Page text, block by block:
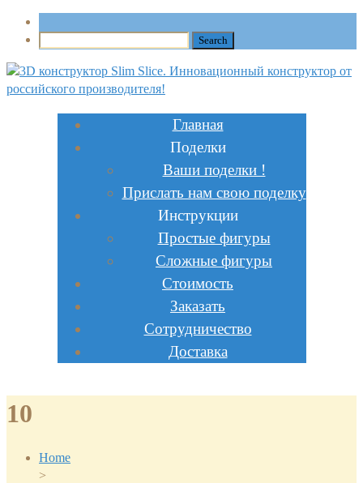
Главная
Поделки
Ваши поделки !
Прислать нам свою поделку
Инструкции
Простые фигуры
Сложные фигуры
Стоимость
Заказать
Сотрудничество
Доставка
10
Home
>